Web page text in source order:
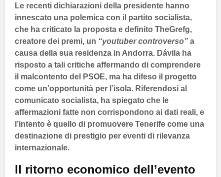
Le recenti dichiarazioni della presidente hanno
innescato una polemica con il partito socialista,
che ha criticato la proposta e definito TheGrefg,
creatore dei premi, un “youtuber controverso” a
causa della sua residenza in Andorra. Dávila ha
risposto a tali critiche affermando di comprendere
il malcontento del
PSOE, ma ha difeso il progetto
come un’opportunità per l’isola. Riferendosi al
comunicato socialista, ha spiegato che le
affermazioni fatte non corrispondono ai dati reali, e
l’intento è quello di promuovere Tenerife come una
destinazione di prestigio per eventi di rilevanza
internazionale.
Il ritorno economico dell’evento